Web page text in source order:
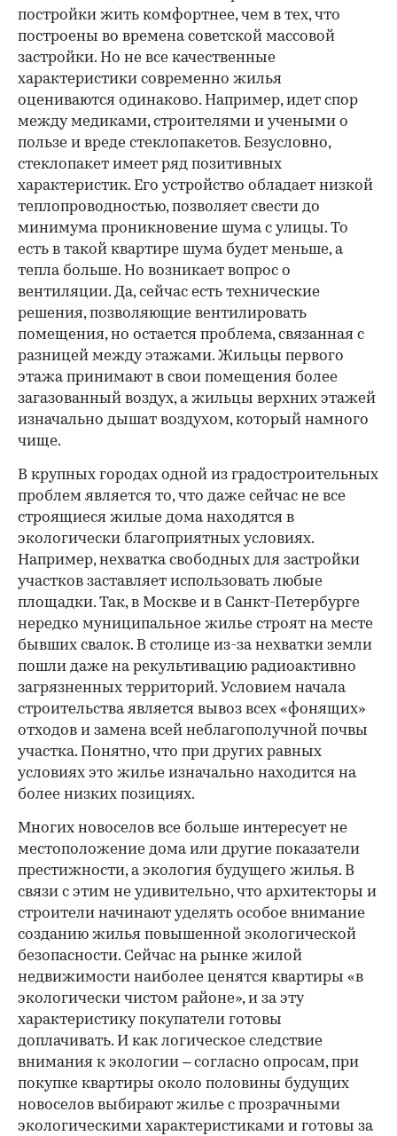
постройки жить комфортнее, чем в тех, что
построены во времена советской массовой
застройки. Но не все качественные
характеристики современно жилья
оцениваются одинаково. Например, идет спор
между медиками, строителями и учеными о
пользе и вреде стеклопакетов. Безусловно,
стеклопакет имеет ряд позитивных
характеристик. Его устройство обладает низкой
теплопроводностью, позволяет свести до
минимума проникновение шума с улицы. То
есть в такой квартире шума будет меньше, а
тепла больше. Но возникает вопрос о
вентиляции. Да, сейчас есть технические
решения, позволяющие вентилировать
помещения, но остается проблема, связанная с
разницей между этажами. Жильцы первого
этажа принимают в свои помещения более
загазованный воздух, а жильцы верхних этажей
изначально дышат воздухом, который намного
чище.
В крупных городах одной из градостроительных
проблем является то, что даже сейчас не все
строящиеся жилые дома находятся в
экологически благоприятных условиях.
Например, нехватка свободных для застройки
участков заставляет использовать любые
площадки. Так, в Москве и в Санкт-Петербурге
нередко муниципальное жилье строят на месте
бывших свалок. В столице из-за нехватки земли
пошли даже на рекультивацию радиоактивно
загрязненных территорий. Условием начала
строительства является вывоз всех «фонящих»
отходов и замена всей неблагополучной почвы
участка. Понятно, что при других равных
условиях это жилье изначально находится на
более низких позициях.
Многих новоселов все больше интересует не
местоположение дома или другие показатели
престижности, а экология будущего жилья. В
связи с этим не удивительно, что архитекторы и
строители начинают уделять особое внимание
созданию жилья повышенной экологической
безопасности. Сейчас на рынке жилой
недвижимости наиболее ценятся квартиры «в
экологически чистом районе», и за эту
характеристику покупатели готовы
доплачивать. И как логическое следствие
внимания к экологии – согласно опросам, при
покупке квартиры около половины будущих
новоселов выбирают жилье с прозрачными
экологическими характеристиками и готовы за